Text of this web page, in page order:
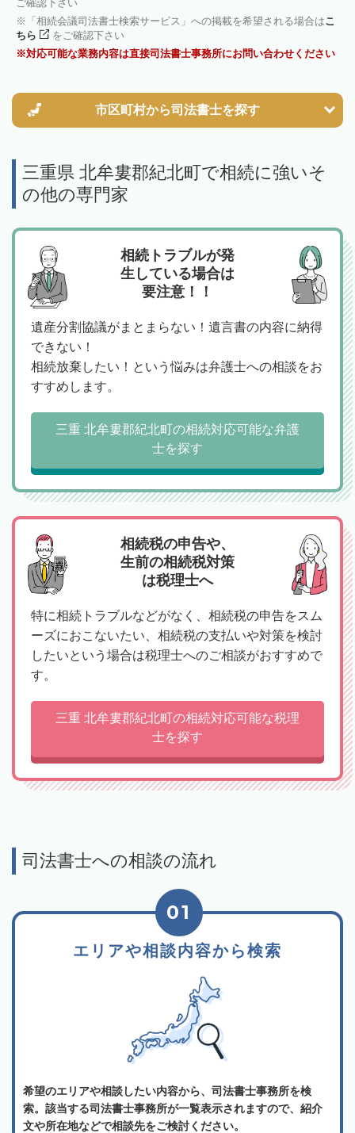
ご確認下さい
「相続会議司法書士検索サービス」への掲載を希望される場合はこ
ちら
をご確認下さい
対応可能な業務内容は直接司法書士事務所にお問い合わせください
市区町村から司法書士を探す
三重県 北牟婁郡紀北町で相続に強いそ
の他の専門家
相続トラブルが発
生している場合は
要注意！！
遺産分割協議がまとまらない！遺言書の内容に納得
できない！
相続放棄したい！という悩みは弁護士への相談をお
すすめします。
三重 北牟婁郡紀北町の相続対応可能な弁護
士を探す
相続税の申告や、
生前の相続税対策
は税理士へ
特に相続トラブルなどがなく、相続税の申告をスム
ーズにおこないたい、相続税の支払いや対策を検討
したいという場合は税理士へのご相談がおすすめで
す。
三重 北牟婁郡紀北町の相続対応可能な税理
士を探す
司法書士への相談の流れ
エリアや相談内容から検索
01
希望のエリアや相談したい内容から、司法書士事務所を検
索。該当する司法書士事務所が一覧表示されますので、紹介
文や所在地などで相談先をご検討ください。